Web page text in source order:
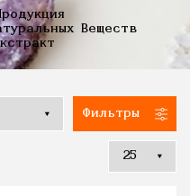
Веществ
Фильтры